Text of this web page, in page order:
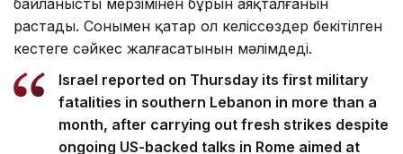
байланысты мерзімінен бұрын аяқталғанын
растады. Сонымен қатар ол келіссөздер бекітілген
кестеге сәйкес жалғасатынын мәлімдеді.
Israel reported on Thursday its first military
fatalities in southern Lebanon in more than a
month, after carrying out fresh strikes despite